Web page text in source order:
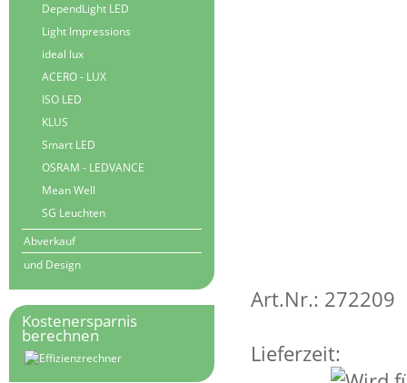
Art.Nr.: 272209
Lieferzeit:
DependLight LED
Light Impressions
ideal lux
ACERO - LUX
ISO LED
KLUS
Smart LED
OSRAM - LEDVANCE
Mean Well
SG Leuchten
Abverkauf
und Design
Kostenersparnis
berechnen